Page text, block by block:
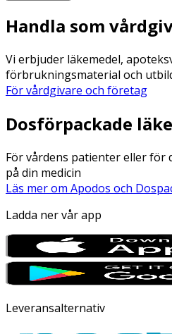
Handla som
Vi erbjuder läkemedel,
förbrukningsmaterial och
För vårdgivare och företag
Dosförpackade
För vårdens patienter eller för
på din medicin
Läs mer om Apodos och
Ladda ner vår app
Leveransalternativ